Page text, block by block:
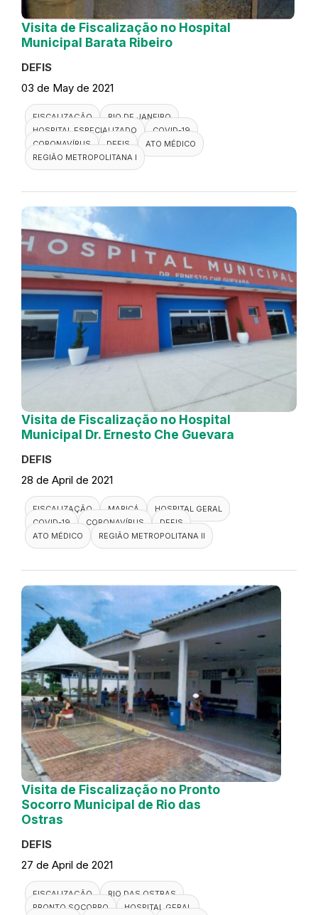
Visita de Fiscalização no Hospital
Municipal Barata Ribeiro
DEFIS
03 de May de 2021
FISCALIZAÇÃO
RIO DE JANEIRO
HOSPITAL ESPECIALIZADO
COVID-19
CORONAVÍRUS
DEFIS
ATO MÉDICO
REGIÃO METROPOLITANA I
Visita de Fiscalização no Hospital
Municipal Dr. Ernesto Che Guevara
DEFIS
28 de April de 2021
FISCALIZAÇÃO MARICÁ
HOSPITAL GERAL
COVID-19
CORONAVÍRUS
DEFIS
ATO MÉDICO
REGIÃO METROPOLITANA II
Visita de Fiscalização no Pronto
Socorro Municipal de Rio das
Ostras
DEFIS
27 de April de 2021
FISCALIZAÇÃO
RIO DAS OSTRAS
PRONTO SOCORRO
HOSPITAL GERAL